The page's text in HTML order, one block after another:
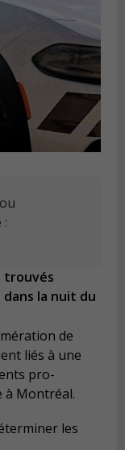
trouvés
la nuit du
de
liés à une
pro-
à Montréal.
les